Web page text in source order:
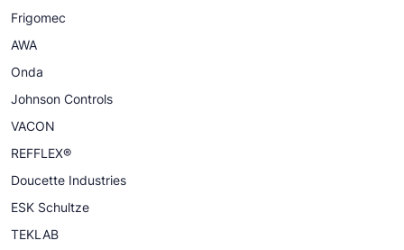
Frigomec
AWA
Onda
Johnson Controls
VACON
REFFLEX®
Doucette Industries
ESK Schultze
TEKLAB